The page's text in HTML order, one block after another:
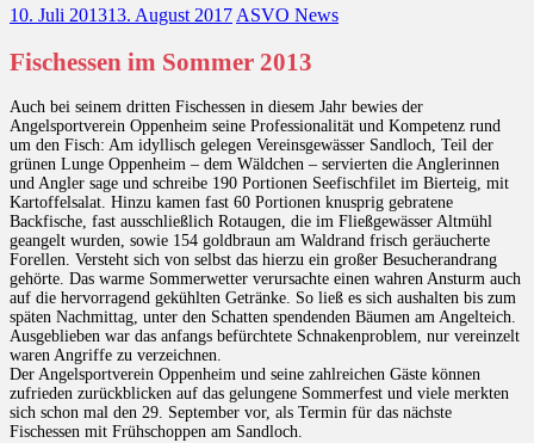
10. Juli 201313. August 2017 ASVO News
Fischessen im Sommer 2013
Auch bei seinem dritten Fischessen in diesem Jahr bewies der
Angelsportverein Oppenheim seine Professionalität und Kompetenz rund
um den Fisch: Am idyllisch gelegen Vereinsgewässer Sandloch, Teil der
grünen Lunge Oppenheim – dem Wäldchen – servierten die Anglerinnen
und Angler sage und schreibe 190 Portionen Seefischfilet im Bierteig, mit
Kartoffelsalat. Hinzu kamen fast 60 Portionen knusprig gebratene
Backfische, fast ausschließlich Rotaugen, die im Fließgewässer Altmühl
geangelt wurden, sowie 154 goldbraun am Waldrand frisch geräucherte
Forellen. Versteht sich von selbst das hierzu ein großer Besucherandrang
gehörte. Das warme Sommerwetter verursachte einen wahren Ansturm auch
auf die hervorragend gekühlten Getränke. So ließ es sich aushalten bis zum
späten Nachmittag, unter den Schatten spendenden Bäumen am Angelteich.
Ausgeblieben war das anfangs befürchtete Schnakenproblem, nur vereinzelt
waren Angriffe zu verzeichnen.
Der Angelsportverein Oppenheim und seine zahlreichen Gäste können
zufrieden zurückblicken auf das gelungene Sommerfest und viele merkten
sich schon mal den 29. September vor, als Termin für das nächste
Fischessen mit Frühschoppen am Sandloch.